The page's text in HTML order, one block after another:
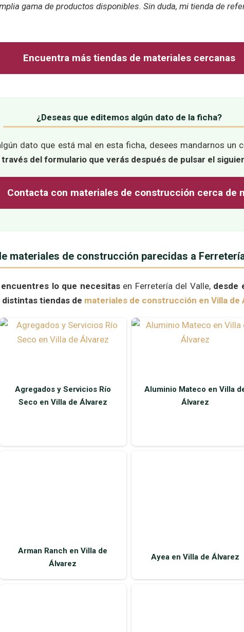
gama de productos disponibles. Sin duda, mi tienda de
Encuentra más tiendas de materiales cercanas
¿Deseas que editemos algún dato de la ficha?
dato que está mal en esta ficha, desees mandarnos un
del formulario que verás después de pulsar el
Contacta con materiales de construcción cerca de
materiales de construcción parecidas a
lo que necesitasen Ferretería del Valle, desde
tiendas de materiales de construcción en Villa de
Agregados y Servicios Río
Seco en Villa de Álvarez
Aluminio Mateco en Villa
Álvarez
Arman Ranch en Villa de
Álvarez
Ayea en Villa de Álvarez